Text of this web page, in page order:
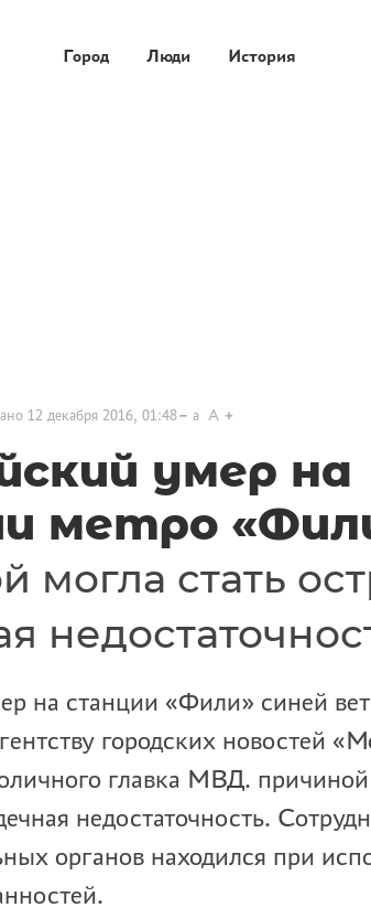
Город Люди История
12 декабря 2016, 01:48 a A
умер на
метро
могла стать
на станции «Фили» синей
городских новостей
главка МВД.
недостаточность.
органов находился при